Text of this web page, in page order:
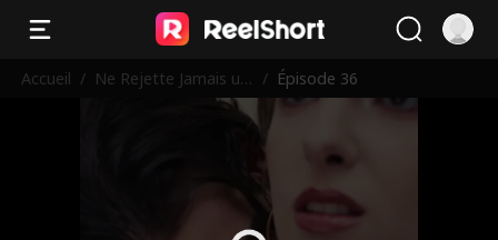
Accueil / Ne Rejette Jamais un
/ Épisode 36